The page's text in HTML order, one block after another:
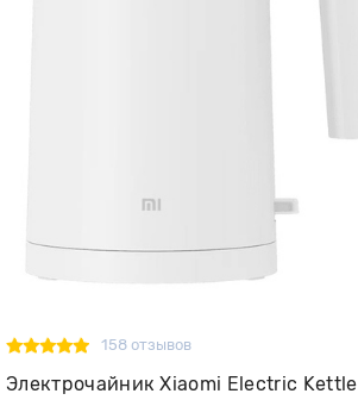
158 отзывов
Электрочайник Xiaomi Electric Kettle